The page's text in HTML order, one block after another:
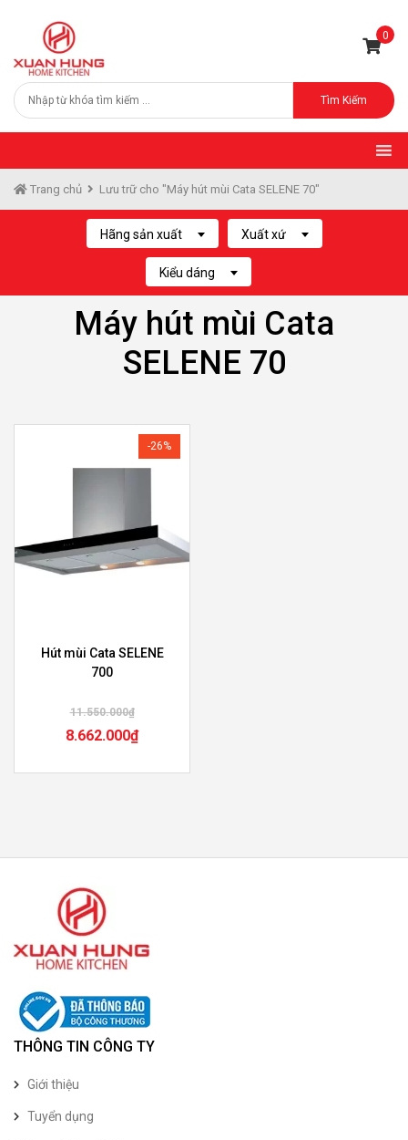
0
Tìm Kiếm
Trang chủ Lưu trữ cho "Máy hút mùi Cata SELENE 70"
Hãng sản xuất Xuất xứ
Kiểu dáng
Máy hút mùi Cata
SELENE 70
-26%
Hút mùi Cata SELENE
700
11.550.000₫
8.662.000₫
THÔNG TIN CÔNG TY
Giới thiệu
Tuyển dụng